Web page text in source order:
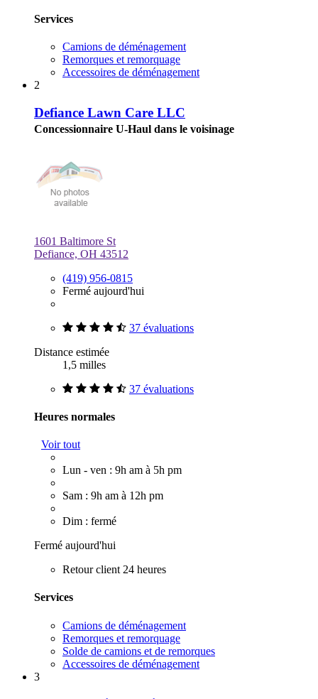
Services
Camions de déménagement
Remorques et remorquage
Accessoires de déménagement
2
Defiance Lawn Care LLC
Concessionnaire U-Haul dans le voisinage
1601 Baltimore St
Defiance, OH 43512
(419) 956-0815
Fermé aujourd'hui
37 évaluations
Distance estimée
1,5 milles
37 évaluations
Heures normales
Voir tout
Lun - ven : 9h am à 5h pm
Sam : 9h am à 12h pm
Dim : fermé
Fermé aujourd'hui
Retour client 24 heures
Services
Camions de déménagement
Remorques et remorquage
Solde de camions et de remorques
Accessoires de déménagement
3